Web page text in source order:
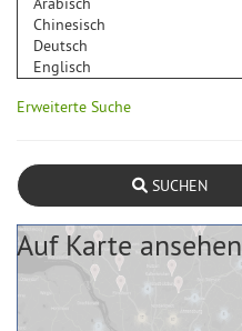
Erweiterte Suche
SUCHEN
Auf Karte ansehen